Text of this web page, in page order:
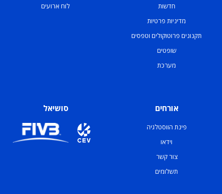
חדשות
מדיניות פרטיות
תקנונים פרוטוקולים וטפסים
שופטים
מערכת
לוח ארועים
אורחים
פינת הווסטלגיה
וידאו
צור קשר
תשלומים
סושיאל